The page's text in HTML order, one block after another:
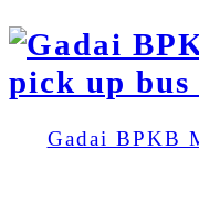
Gadai BPKB